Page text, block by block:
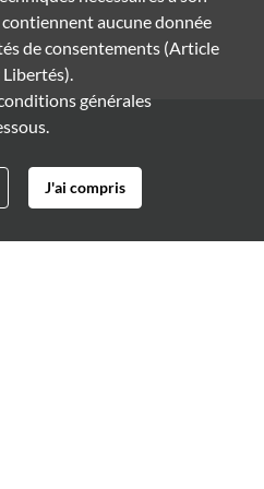
aucune donnée
de consentements (Article
générales
J'ai compris